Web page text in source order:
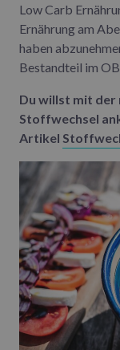
Low Carb
Ernährung am
haben
Bestandteil im
Du willst mit der
Stoffwechsel
Artikel